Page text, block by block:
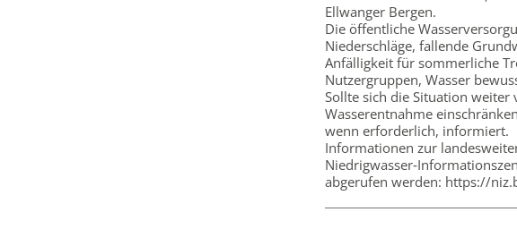
Ellwanger Bergen.
Die öffentliche
Niederschläge, fallende
Anfälligkeit für sommerliche
Nutzergruppen, Wasser
Sollte sich die Situation weiter
Wasserentnahme
wenn erforderlich, informiert.
Informationen zur
abgerufen werden: https://